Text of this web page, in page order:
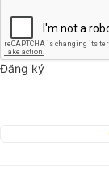
Đăng ký